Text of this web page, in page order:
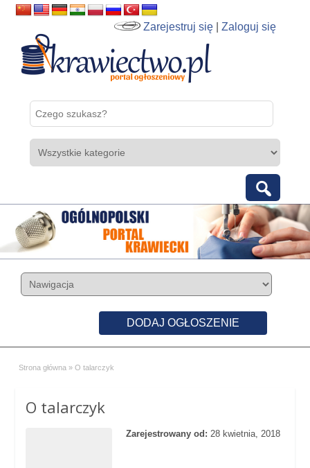
Zarejestruj się |Zaloguj się
DODAJ OGŁOSZENIE
Strona główna » O talarczyk
O talarczyk
Zarejestrowany od: 28 kwietnia, 2018